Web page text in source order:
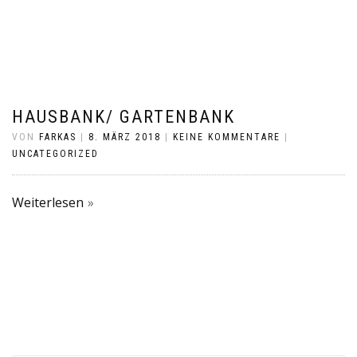
HAUSBANK/ GARTENBANK
VON FARKAS 8. MÄRZ 2018 KEINE KOMMENTARE
UNCATEGORIZED
Weiterlesen